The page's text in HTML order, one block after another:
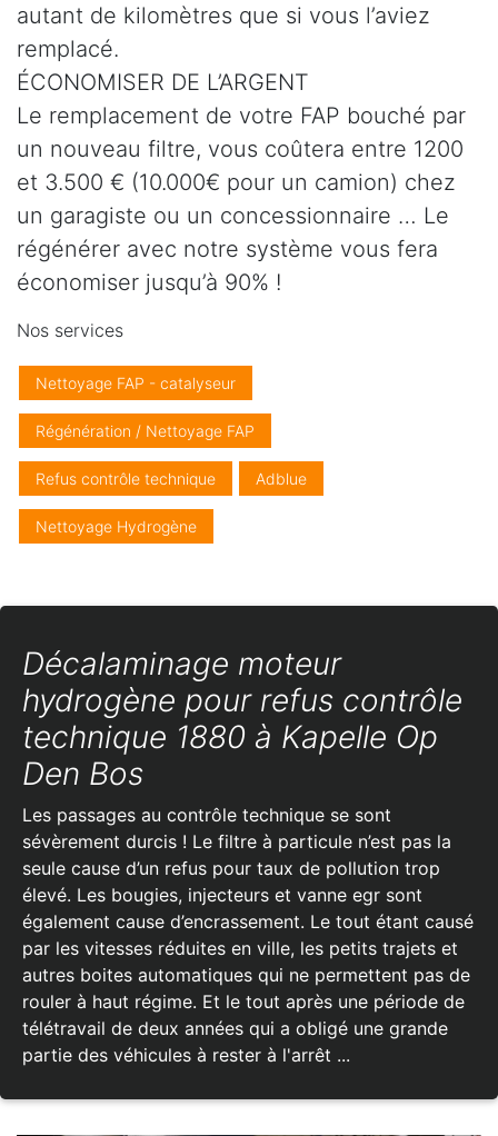
autant de kilomètres que si vous l’aviez
remplacé.
ÉCONOMISER DE L’ARGENT
Le remplacement de votre FAP bouché par
un nouveau filtre, vous coûtera entre 1200
et 3.500 € (10.000€ pour un camion) chez
un garagiste ou un concessionnaire … Le
régénérer avec notre système vous fera
économiser jusqu’à 90% !
Nos services
Nettoyage FAP - catalyseur
Régénération / Nettoyage FAP
Refus contrôle technique Adblue
Nettoyage Hydrogène
Décalaminage moteur
hydrogène pour refus contrôle
technique 1880 à Kapelle Op
Den Bos
Les passages au contrôle technique se sont
sévèrement durcis ! Le filtre à particule n’est pas la
seule cause d’un refus pour taux de pollution trop
élevé. Les bougies, injecteurs et vanne egr sont
également cause d’encrassement. Le tout étant causé
par les vitesses réduites en ville, les petits trajets et
autres boites automatiques qui ne permettent pas de
rouler à haut régime. Et le tout après une période de
télétravail de deux années qui a obligé une grande
partie des véhicules à rester à l'arrêt ...